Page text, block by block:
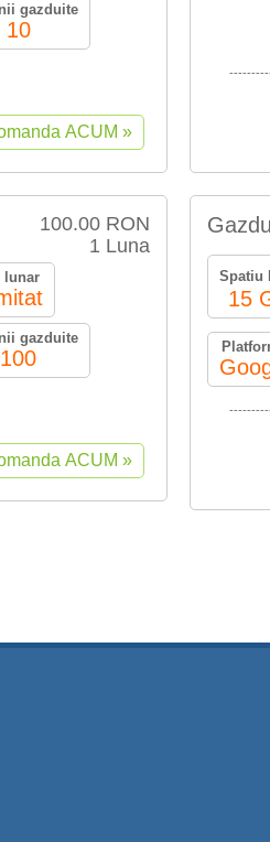
gazduite
10
100.00 RON
1 Luna
lunar
gazduite
100
Spatiu
15